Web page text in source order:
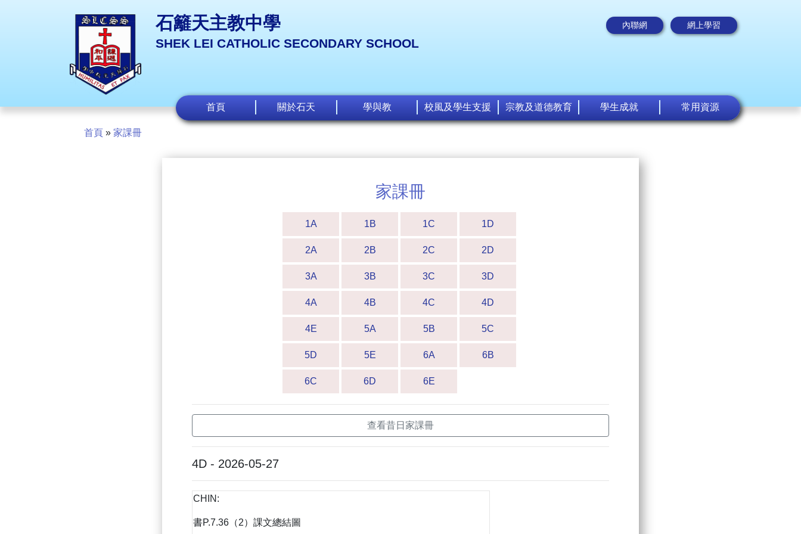
石籬天主教中學
SHEK LEI CATHOLIC SECONDARY SCHOOL
內聯網 網上學習
首頁 關於石天 學與教 校風及學生支援 宗教及道德教育 學生成就 常用資源
首頁 » 家課冊
家課冊
1A 1B 1C 1D
2A 2B 2C 2D
3A 3B 3C 3D
4A 4B 4C 4D
4E 5A 5B 5C
5D 5E 6A 6B
6C 6D 6E
查看昔日家課冊
4D - 2026-05-27
CHIN:
書P.7.36（2）課文總結圖